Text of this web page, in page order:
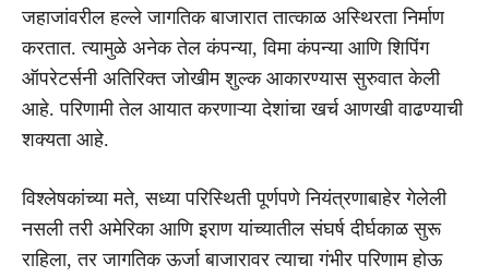
जहाजांवरील हल्ले जागतिक बाजारात तात्काळ अस्थिरता निर्माण
करतात. त्यामुळे अनेक तेल कंपन्या, विमा कंपन्या आणि शिपिंग
ऑपरेटर्सनी अतिरिक्त जोखीम शुल्क आकारण्यास सुरुवात केली
आहे. परिणामी तेल आयात करणाऱ्या देशांचा खर्च आणखी वाढण्याची
शक्यता आहे.
विश्लेषकांच्या मते, सध्या परिस्थिती पूर्णपणे नियंत्रणाबाहेर गेलेली
नसली तरी अमेरिका आणि इराण यांच्यातील संघर्ष दीर्घकाळ सुरू
राहिला, तर जागतिक ऊर्जा बाजारावर त्याचा गंभीर परिणाम होऊ